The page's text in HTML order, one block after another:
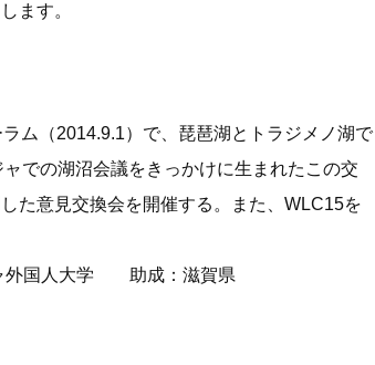
の湖沼会議
までの湖沼会議
ます。
ム（2014.9.1）で、琵琶湖とトラジメノ湖で
での湖沼会議をきっかけに生まれたこの交
た意見交換会を開催する。また、WLC15を
外国人大学 助成：滋賀県